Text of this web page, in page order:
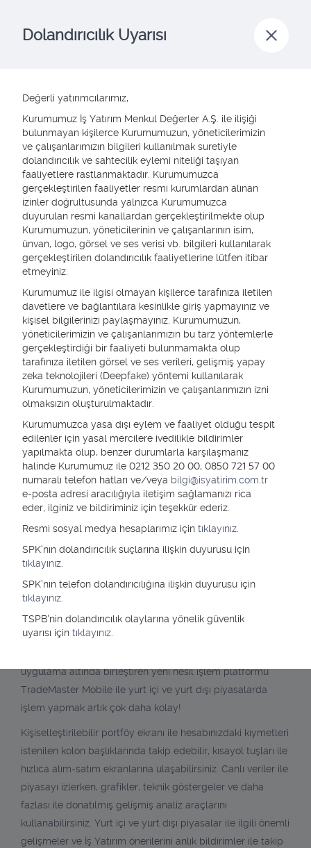
Bannerlar yüklenemedi.
Nasıl Hesap Açabilirim?
Nasıl
Hesap
Açabilirim
Piyasa yorumlarını izlemek için Youtube kanalımıza
abone olun!
İşlem Kanalları 1/8
TradeMaster Mobile
uygulama altında birleştiren yeni nesil işlem platformu
TradeMaster Mobile ile yurt içi ve yurt dışı piyasalarda
işlem yapmak artık çok daha kolay!
Kişiselleştirilebilir portföy ekranı ile hesabınızdaki kıymetleri
istenilen kolon başlıklarında takip edebilir, kısayol tuşları ile
hızlıca alım-satım ekranlarına ulaşabilirsiniz. Canlı veriler ile
piyasayı izlerken, grafikler, teknik göstergeler ve daha
fazlası ile donatılmış gelişmiş analiz araçlarını
kullanabilirsiniz. Yurt içi ve yurt dışı piyasalar ile ilgili önemli
gelişmeler ve İş Yatırım önerilerini anlık bildirimler ile takip
Dolandırıcılık Uyarısı
Değerli yatırımcılarımız,
Kurumumuz İş Yatırım Menkul Değerler A.Ş. ile ilişiği
bulunmayan kişilerce Kurumumuzun, yöneticilerimizin
ve çalışanlarımızın bilgileri kullanılmak suretiyle
dolandırıcılık ve sahtecilik eylemi niteliği taşıyan
faaliyetlere rastlanmaktadır. Kurumumuzca
gerçekleştirilen faaliyetler resmi kurumlardan alınan
izinler doğrultusunda yalnızca Kurumumuzca
duyurulan resmi kanallardan gerçekleştirilmekte olup
Kurumumuzun, yöneticilerinin ve çalışanlarının isim,
ünvan, logo, görsel ve ses verisi vb. bilgileri kullanılarak
gerçekleştirilen dolandırıcılık faaliyetlerine lütfen itibar
etmeyiniz.
Kurumumuz ile ilgisi olmayan kişilerce tarafınıza iletilen
davetlere ve bağlantılara kesinlikle giriş yapmayınız ve
kişisel bilgilerinizi paylaşmayınız. Kurumumuzun,
yöneticilerimizin ve çalışanlarımızın bu tarz yöntemlerle
gerçekleştirdiği bir faaliyeti bulunmamakta olup
tarafınıza iletilen görsel ve ses verileri, gelişmiş yapay
zeka teknolojileri (Deepfake) yöntemi kullanılarak
Kurumumuzun, yöneticilerimizin ve çalışanlarımızın izni
olmaksızın oluşturulmaktadır.
Kurumumuzca yasa dışı eylem ve faaliyet olduğu tespit
edilenler için yasal mercilere ivedilikle bildirimler
yapılmakta olup, benzer durumlarla karşılaşmanız
halinde Kurumumuz ile 0212 350 20 00, 0850 721 57 00
numaralı telefon hatları ve/veya bilgi@isyatirim.com.tr
e-posta adresi aracılığıyla iletişim sağlamanızı rica
eder, ilginiz ve bildiriminiz için teşekkür ederiz.
Resmi sosyal medya hesaplarımız için tıklayınız
SPK'nın dolandırıcılık suçlarına ilişkin duyurusu için
tıklayınız
SPK’nın telefon dolandırıcılığına ilişkin duyurusu için
tıklayınız
TSPB'nin dolandırıcılık olaylarına yönelik güvenlik
uyarısı için tıklayınız